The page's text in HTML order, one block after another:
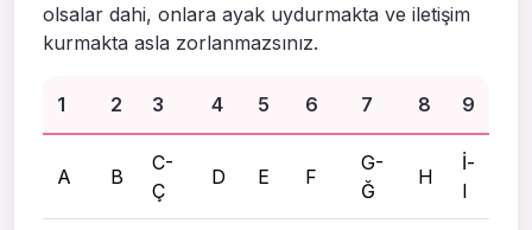
olsalar dahi, onlara ayak uydurmakta ve iletişim
kurmakta asla zorlanmazsınız.
1 2 3 4 5 6 7 8 9
A B
C-
Ç
D E F
G-
Ğ
H
İ-
I